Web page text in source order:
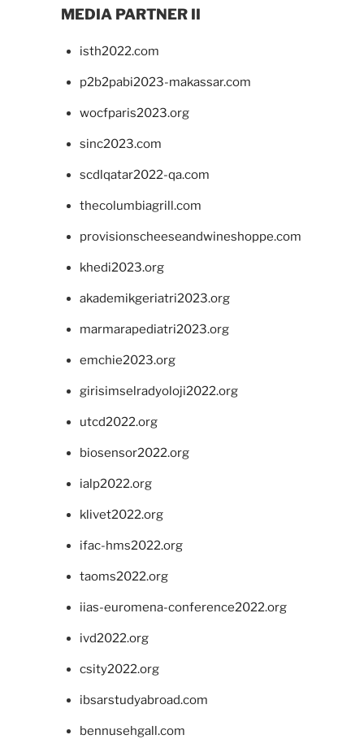
MEDIA PARTNER II
isth2022.com
p2b2pabi2023-makassar.com
wocfparis2023.org
sinc2023.com
scdlqatar2022-qa.com
thecolumbiagrill.com
provisionscheeseandwineshoppe.com
khedi2023.org
akademikgeriatri2023.org
marmarapediatri2023.org
emchie2023.org
girisimselradyoloji2022.org
utcd2022.org
biosensor2022.org
ialp2022.org
klivet2022.org
ifac-hms2022.org
taoms2022.org
iias-euromena-conference2022.org
ivd2022.org
csity2022.org
ibsarstudyabroad.com
bennusehgall.com